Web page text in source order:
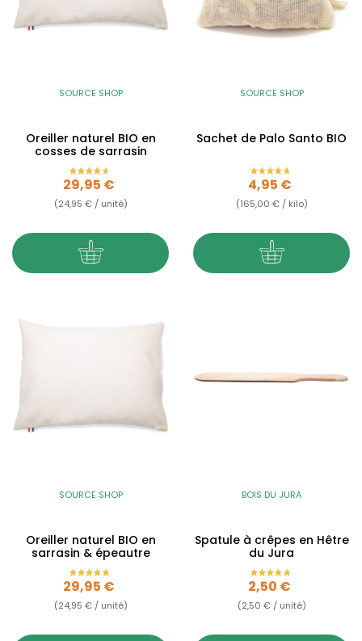
SOURCE SHOP
Oreiller naturel BIO en
cosses de sarrasin
Prix
29,95 €
(24,95 € / unité)
SOURCE SHOP
Sachet de Palo Santo BIO
Prix
4,95 €
(165,00 € / kilo)
SOURCE SHOP
Oreiller naturel BIO en
sarrasin & épeautre
Prix
29,95 €
(24,95 € / unité)
BOIS DU JURA
Spatule à crêpes en Hêtre
du Jura
Prix
2,50 €
(2,50 € / unité)